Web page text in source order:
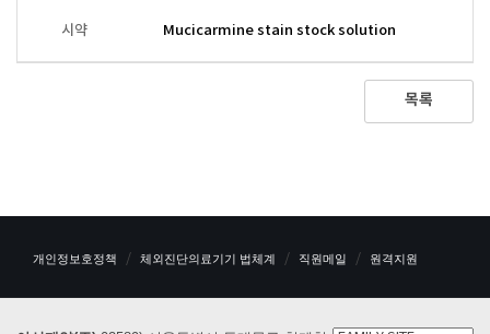
시약 Mucicarmine stain stock solution
목록
개인정보호정책 체외진단의료기기 법체계 직원메일 원격지원